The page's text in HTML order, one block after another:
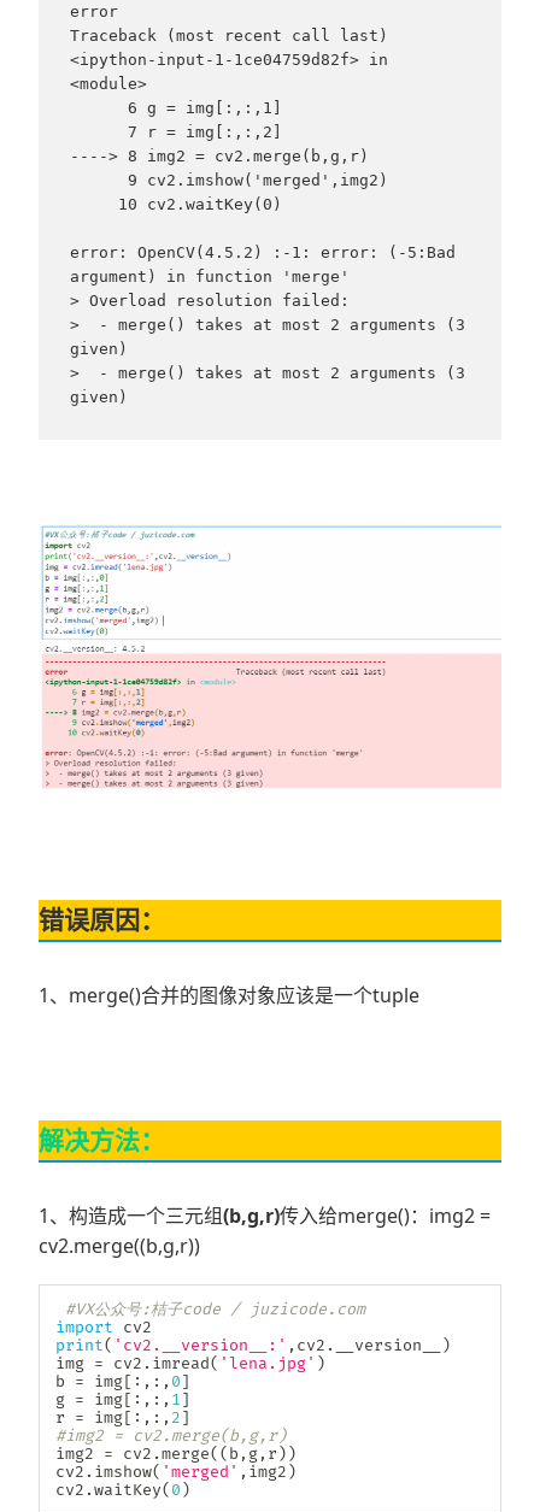
error
Traceback (most recent call last)
<ipython-input-1-1ce04759d82f> in
<module>
----> 8 img2 = cv2.merge(b,g,r)
error: OpenCV(4.5.2) :-1: error: (-5:Bad
argument) in function 'merge'
> Overload resolution failed:
>  - merge() takes at most 2 arguments (3
given)
>  - merge() takes at most 2 arguments (3
given)
错误原因：
1、merge()合并的图像对象应该是一个tuple
解决方法：
1、构造成一个三元组(b,g,r)传入给merge()：img2 =
cv2.merge((b,g,r))
#VX公众号:桔子code / juzicode.com
import
print( 'cv2.__version__:' , cv2 . __version__
)
img = cv2 . imread( 'lena.jpg' )
b = img[ : , : , 0]
g = img[ : , : , 1]
r = img[ : , : , 2]
#img2 = cv2.merge(b,g,r)
img2 = cv2 .merge( ( b , g, r ) )
cv2 . imshow( 'merged' , img2 )
cv2 .waitKey( 0 )